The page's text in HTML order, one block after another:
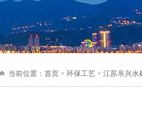
当前位置： 首页 > 环保工艺 > 江苏帛兴水